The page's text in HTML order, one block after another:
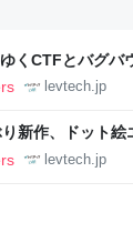
くCTFとバグ
フォーカス】 -
levtech.jp
新作、ドット絵
者に聞く【フォ
levtech.jp